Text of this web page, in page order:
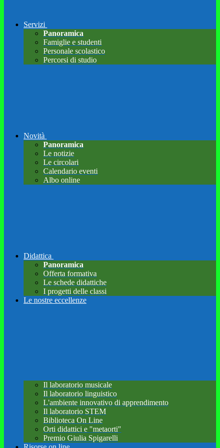
Servizi
Panoramica
Famiglie e studenti
Personale scolastico
Percorsi di studio
Novità
Panoramica
Le notizie
Le circolari
Calendario eventi
Albo online
Didattica
Panoramica
Offerta formativa
Le schede didattiche
I progetti delle classi
Le nostre eccellenze
Il laboratorio musicale
Il laboratorio linguistico
L'ambiente innovativo di apprendimento
Il laboratorio STEM
Biblioteca On Line
Orti didattici e "metaorti"
Premio Giulia Spigarelli